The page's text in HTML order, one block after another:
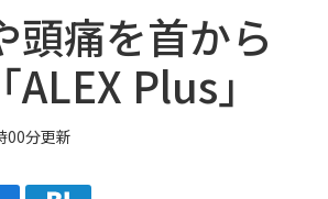
頭痛を首から
Plus」
00分更新